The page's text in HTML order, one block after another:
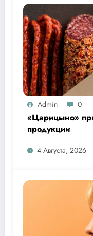
Admin 0
«Царицыно»
продукции
4 Августа, 2026